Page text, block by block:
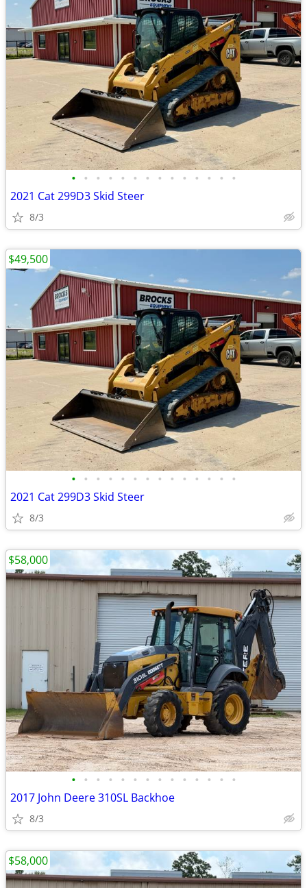
• • • • • • • • • • • • • •
2021 Cat 299D3 Skid Steer
8/3
• • • • • • • • • • • • • •
2021 Cat 299D3 Skid Steer
8/3
$49,500
• • • • • • • • • • • • • •
2017 John Deere 310SL Backhoe
8/3
$58,000
$58,000